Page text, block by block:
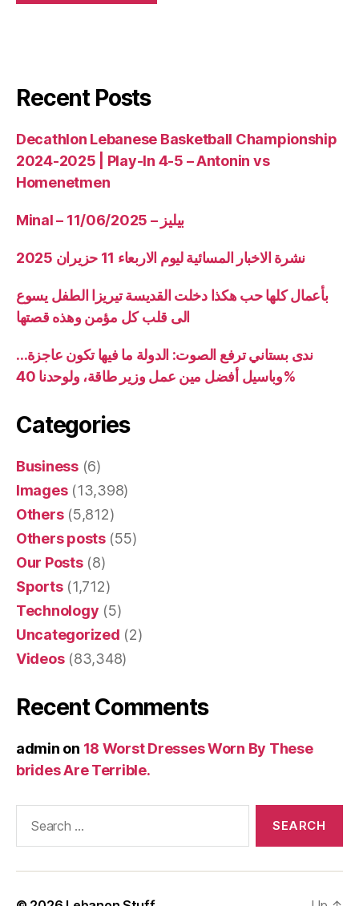
Recent Posts
Decathlon Lebanese Basketball Championship
2024-2025 | Play-In 4-5 – Antonin vs
Homenetmen
Minal – 11/06/2025 – بيليز
نشرة الاخبار المسائية ليوم الاربعاء 11 حزيران 2025
بأعمال كلها حب هكذا دخلت القديسة تيريزا الطفل يسوع
الى قلب كل مؤمن وهذه قصتها
ندى بستاني ترفع الصوت: الدولة ما فيها تكون عاجزة…
وباسيل أفضل مين عمل وزير طاقة، ولوحدنا 40%
Categories
Business(6)
Images(13,398)
Others(5,812)
Others posts(55)
Our Posts(8)
Sports(1,712)
Technology (5)
Uncategorized (2)
Videos(83,348)
Recent Comments
admin on 18 Worst Dresses Worn By These
brides Are Terrible.